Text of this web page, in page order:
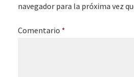
navegador para la próxima vez
Comentario *